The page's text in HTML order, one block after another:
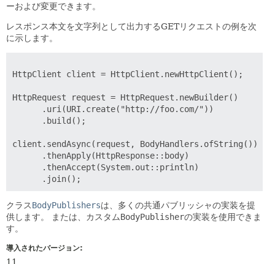
ーおよび変更できます。
レスポンス本文を文字列として出力するGETリクエストの例を次
に示します。
HttpClient client = HttpClient.newHttpClient();
HttpRequest request = HttpRequest.newBuilder()
      .uri(URI.create("http://foo.com/"))
      .build();
client.sendAsync(request, BodyHandlers.ofString())
      .thenApply(HttpResponse::body)
      .thenAccept(System.out::println)
      .join();
クラスBodyPublishersは、多くの共通パブリッシャの実装を提
供します。
または、カスタムBodyPublisherの実装を使用できま
す。
導入されたバージョン:
11